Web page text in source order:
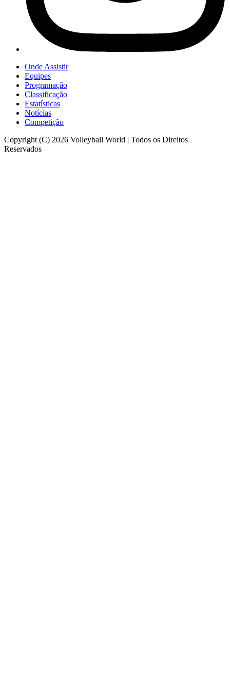
Onde Assistir
Equipes
Programação
Classificação
Estatísticas
Notícias
Competição
Copyright (C) 2026 Volleyball World | Todos os Direitos
Reservados